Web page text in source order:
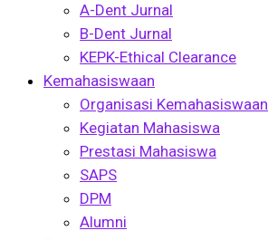
A-Dent Jurnal
B-Dent Jurnal
KEPK-Ethical Clearance
Kemahasiswaan
Organisasi Kemahasiswaan
Kegiatan Mahasiswa
Prestasi Mahasiswa
SAPS
DPM
Alumni